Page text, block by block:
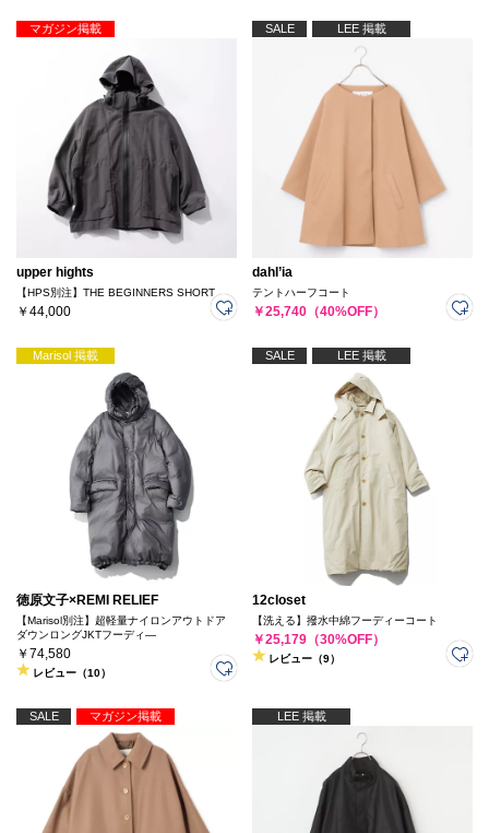
マガジン掲載
upper hights
【HPS別注】THE BEGINNERS SHORT
￥44,000
SALE LEE 掲載
dahl’ia
テントハーフコート
￥25,740（40%OFF）
Marisol 掲載
徳原文子×REMI RELIEF
【Marisol別注】超軽量ナイロンアウトドア
ダウンロングJKTフーディ―
￥74,580
レビュー（10）
SALE LEE 掲載
12closet
【洗える】撥水中綿フーディーコート
￥25,179（30%OFF）
レビュー（9）
SALE マガジン掲載 LEE 掲載